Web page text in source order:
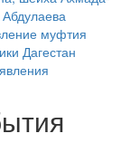
муфтия
Дагестан